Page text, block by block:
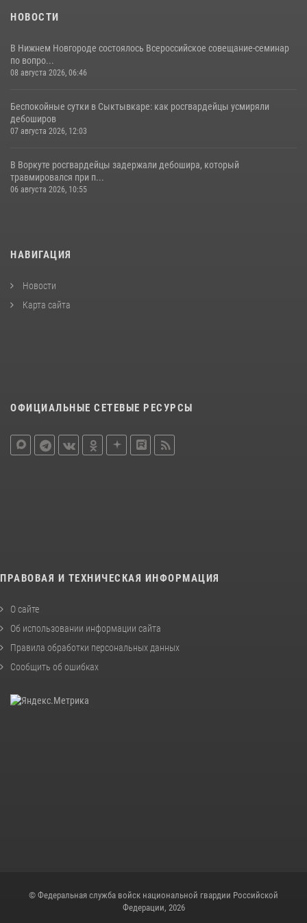
НОВОСТИ
В Нижнем Новгороде состоялось Всероссийское совещание-семинар
по вопро...
08 августа 2026, 06:46
Беспокойные сутки в Сыктывкаре: как росгвардейцы усмиряли
дебоширов
07 августа 2026, 12:03
В Воркуте росгвардейцы задержали дебошира, который
травмировался при п...
06 августа 2026, 10:55
НАВИГАЦИЯ
Новости
Карта сайта
ОФИЦИАЛЬНЫЕ СЕТЕВЫЕ РЕСУРСЫ
ПРАВОВАЯ И ТЕХНИЧЕСКАЯ ИНФОРМАЦИЯ
О сайте
Об использовании информации сайта
Правила обработки персональных данных
Сообщить об ошибках
© Федеральная служба войск национальной гвардии Российской
Федерации, 2026